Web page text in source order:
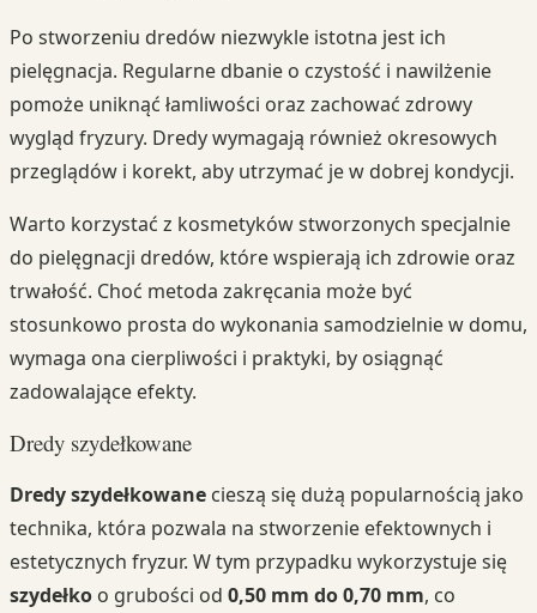
Po stworzeniu dredów niezwykle istotna jest ich
pielęgnacja. Regularne dbanie o czystość i nawilżenie
pomoże uniknąć łamliwości oraz zachować zdrowy
wygląd fryzury. Dredy wymagają również okresowych
przeglądów i korekt, aby utrzymać je w dobrej kondycji.
Warto korzystać z kosmetyków stworzonych specjalnie
do pielęgnacji dredów, które wspierają ich zdrowie oraz
trwałość. Choć metoda zakręcania może być
stosunkowo prosta do wykonania samodzielnie w domu,
wymaga ona cierpliwości i praktyki, by osiągnąć
zadowalające efekty.
Dredy szydełkowane
Dredy szydełkowane cieszą się dużą popularnością jako
technika, która pozwala na stworzenie efektownych i
estetycznych fryzur. W tym przypadku wykorzystuje się
szydełko o grubości od 0,50 mm do 0,70 mm, co